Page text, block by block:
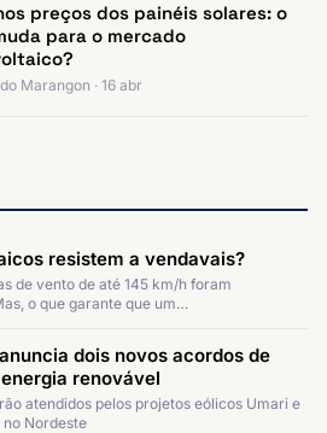
preços dos painéis solares: o
para o mercado
Marangon · 16 abr
resistem a vendavais?
de vento de até 145 km/h foram
o que garante que um…
dois novos acordos de
renovável
atendidos pelos projetos eólicos Umari e
Nordeste